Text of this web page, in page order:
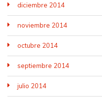
diciembre 2014
noviembre 2014
octubre 2014
septiembre 2014
julio 2014